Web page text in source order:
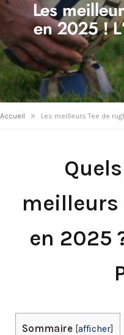
Les
en 2025 !
Accueil » Les meilleurs Tee de
meilleurs
en 2025
Sommaire [afficher]